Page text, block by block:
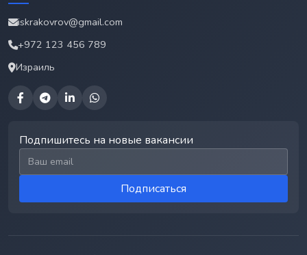
iskrakovrov@gmail.com
+972 123 456 789
Израиль
Подпишитесь на новые вакансии
Email для подписки
Подписаться